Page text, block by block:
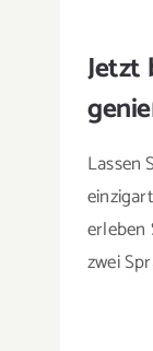
Jetzt
Lassen
erleben
zwei